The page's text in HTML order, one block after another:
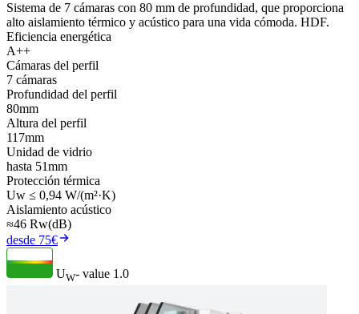
Sistema de 7 cámaras con 80 mm de profundidad, que proporciona
alto aislamiento térmico y acústico para una vida cómoda. HDF.
Eficiencia energética
A++
Cámaras del perfil
7 cámaras
Profundidad del perfil
80mm
Altura del perfil
117mm
Unidad de vidrio
hasta 51mm
Protección térmica
Uw ≤ 0,94 W/(m²·K)
Aislamiento acústico
≈46 Rw(dB)
desde 75€
UW- value 1.0